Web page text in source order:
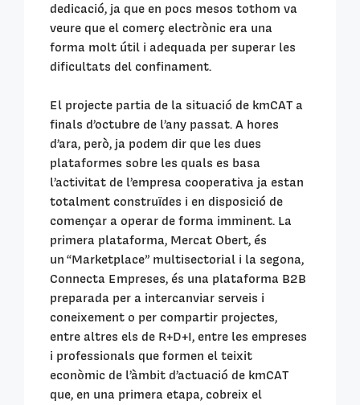
dedicació, ja que en pocs mesos tothom va
veure que el comerç electrònic era una
forma molt útil i adequada per superar les
dificultats del confinament.
El projecte partia de la situació de kmCAT a
finals d’octubre de l’any passat. A hores
d’ara, però, ja podem dir que les dues
plataformes sobre les quals es basa
l’activitat de l’empresa cooperativa ja estan
totalment construïdes i en disposició de
començar a operar de forma imminent. La
primera plataforma, Mercat Obert, és
un “Marketplace” multisectorial i la segona,
Connecta Empreses, és una plataforma B2B
preparada per a intercanviar serveis i
coneixement o per compartir projectes,
entre altres els de R+D+I, entre les empreses
i professionals que formen el teixit
econòmic de l’àmbit d’actuació de kmCAT
que, en una primera etapa, cobreix el